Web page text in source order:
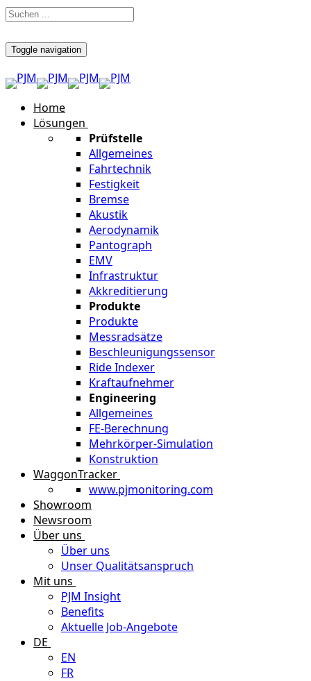
Toggle navigation
Home
Lösungen
Prüfstelle
Allgemeines
Fahrtechnik
Festigkeit
Bremse
Akustik
Aerodynamik
Pantograph
EMV
Infrastruktur
Akkreditierung
Produkte
Produkte
Messradsätze
Beschleunigungssensor
Ride Indexer
Kraftaufnehmer
Engineering
Allgemeines
FE-Berechnung
Mehrkörper-Simulation
Konstruktion
WaggonTracker
www.pjmonitoring.com
Showroom
Newsroom
Über uns
Über uns
Unser Qualitätsanspruch
Mit uns
PJM Insight
Benefits
Aktuelle Job-Angebote
DE
EN
FR